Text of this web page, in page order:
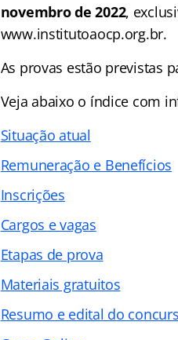
novembro de 2022,
www.institutoaocp.org.br.
As provas estão previstas
Veja abaixo o índice com
Situação atual
Remuneração e Benefícios
Inscrições
Cargos e vagas
Etapas de prova
Materiais gratuitos
Resumo e edital do